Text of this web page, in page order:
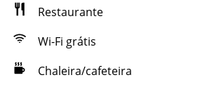
Restaurante
Wi-Fi grátis
Chaleira/cafeteira